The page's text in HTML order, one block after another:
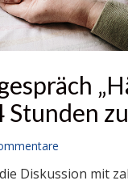
Stunden
Diskussion mit